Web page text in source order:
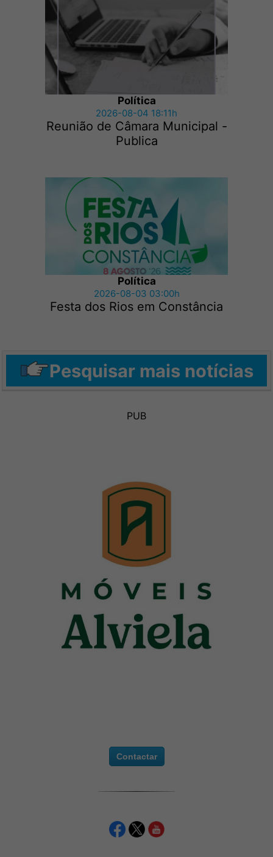
Política
2026-08-04 18:11h
Reunião de Câmara Municipal -
Publica
Política
2026-08-03 03:00h
Festa dos Rios em Constância
Pesquisar mais notícias
PUB
Contactar